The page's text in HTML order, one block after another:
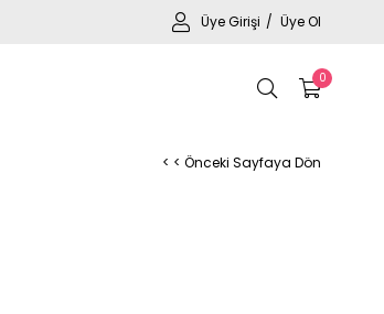
Üye Girişi Üye Ol
0
< < Önceki Sayfaya Dön